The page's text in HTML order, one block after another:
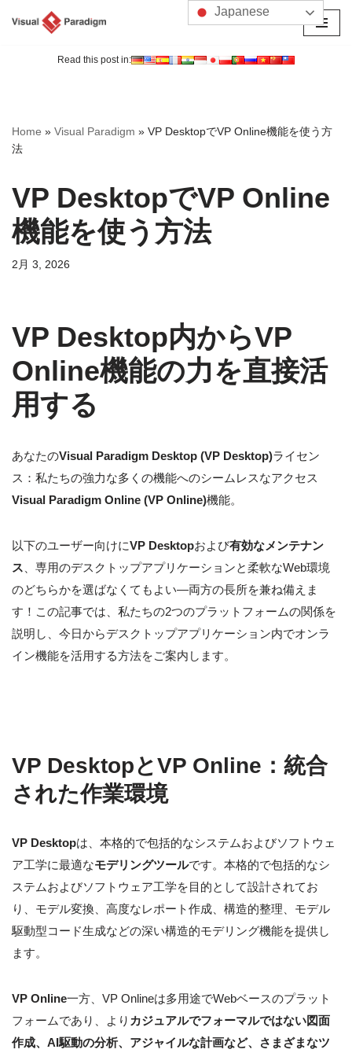
へ
ス
ッ
プ
Read this post in:
Home » Visual Paradigm » VP DesktopでVP Online機能を使う方
法
VP DesktopでVP Online
機能を使う方法
2月 3, 2026
VP Desktop内からVP
Online機能の力を直接活
用する
あなたのVisual Paradigm Desktop (VP Desktop)ライセン
ス：私たちの強力な多くの機能へのシームレスなアクセス
Visual Paradigm Online (VP Online)機能。
以下のユーザー向けにVP Desktopおよび有効なメンテナン
ス 、専用のデスクトップアプリケーションと柔軟なWeb環境
のどちらかを選ばなくてもよい—両方の長所を兼ね備えま
す！この記事では、私たちの2つのプラットフォームの関係を
説明し、今日からデスクトップアプリケーション内でオンラ
イン機能を活用する方法をご案内します。
VP DesktopとVP Online：統合
された作業環境
VP Desktopは、本格的で包括的なシステムおよびソフトウェ
ア工学に最適なモデリングツールです。本格的で包括的なシ
ステムおよびソフトウェア工学を目的として設計されてお
り、モデル変換、高度なレポート作成、構造的整理、モデル
駆動型コード生成などの深い構造的モデリング機能を提供し
ます。
VP Online一方、VP Onlineは多用途でWebベースのプラット
フォームであり、より カジュアルでフォーマルではない図面
作成、AI駆動の分析、アジャイルな計画など、さまざまなツ
Japanese